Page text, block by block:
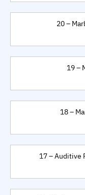
20 –
19 –
18 –
17 – Auditive